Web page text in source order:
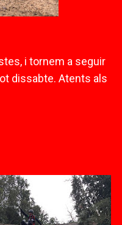
i tornem a seguir
dissabte. Atents als